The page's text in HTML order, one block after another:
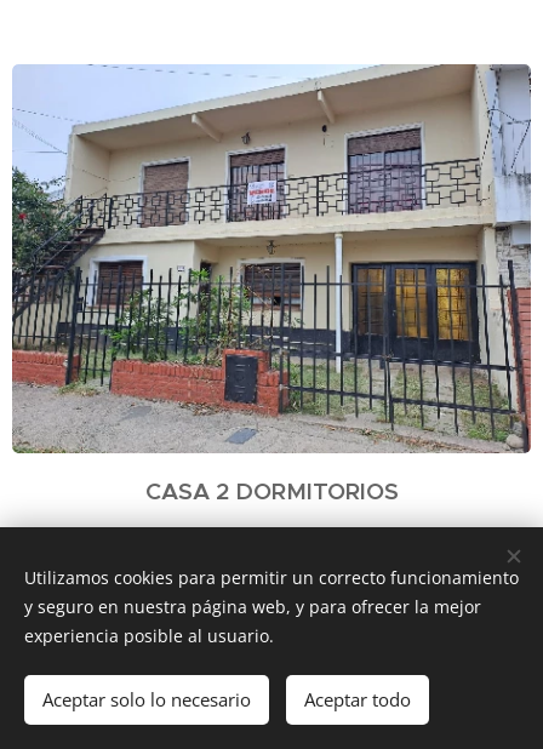
CASA 2 DORMITORIOS
Hacé click en la imagen para ver toda la
información.
Utilizamos cookies para permitir un correcto funcionamiento
y seguro en nuestra página web, y para ofrecer la mejor
experiencia posible al usuario.
Aceptar solo lo necesario Aceptar todo